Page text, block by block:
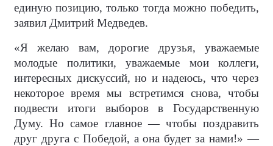
единую позицию, только тогда можно победить,
заявил Дмитрий Медведев.
«Я желаю вам, дорогие друзья, уважаемые
молодые политики, уважаемые мои коллеги,
интересных дискуссий, но и надеюсь, что через
некоторое время мы встретимся снова, чтобы
подвести итоги выборов в Государственную
Думу. Но самое главное — чтобы поздравить
друг друга с Победой, а она будет за нами!» —